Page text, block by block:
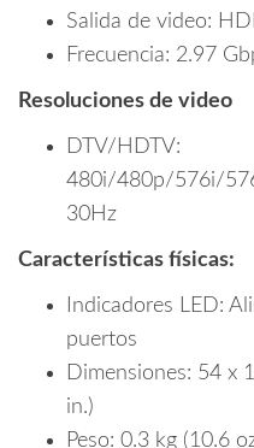
Salida de video:
Frecuencia: 2.97
Resoluciones de video
DTV/HDTV:
480i/480p/576i/
30Hz
Características físicas:
Indicadores LED:
puertos
Dimensiones: 54 x
in.)
Peso: 0.3 kg (10.6